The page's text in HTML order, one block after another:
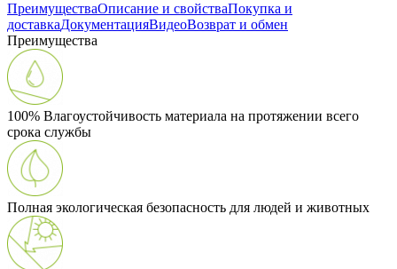
ПреимуществаОписание и свойстваПокупка и
доставкаДокументацияВидеоВозврат и обмен
Преимущества
100% Влагоустойчивость материала на протяжении всего
срока службы
Полная экологическая безопасность для людей и животных